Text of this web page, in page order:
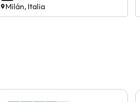
Milán, Italia